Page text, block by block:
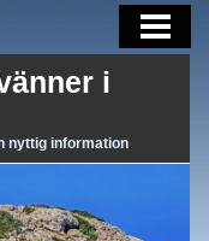
i
nyttig information